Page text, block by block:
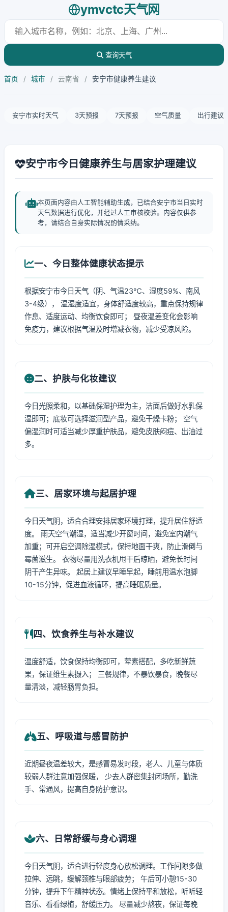
ymvctc天气网
查询天气
首页 / 城市 / 云南省 / 安宁市健康养生建议
安宁市实时天气 3天预报 7天预报 空气质量 出行建议
安宁市今日健康养生与居家护理建议
本页面内容由人工智能辅助生成，已结合安宁市当日实时
天气数据进行优化，并经过人工审核校验。内容仅供参
考，请结合自身实际情况酌情采纳。
一、今日整体健康状态提示
根据安宁市今日天气（阴、气温23℃、湿度59%、南风
3-4级）， 温湿度适宜，身体舒适度较高，重点保持规律
作息、适度运动、均衡饮食即可； 昼夜温差变化会影响
免疫力，建议根据气温及时增减衣物，减少受凉风险。
二、护肤与化妆建议
今日光照柔和，以基础保湿护理为主，洁面后做好水乳保
湿即可；底妆可选择滋润型产品，避免干燥卡粉； 空气
偏湿润时可适当减少厚重护肤品，避免皮肤闷痘、出油过
多。
三、居家环境与起居护理
今日天气阴，适合合理安排居家环境打理，提升居住舒适
度。 雨天空气潮湿，适当减少开窗时间，避免室内潮气
加重；可开启空调除湿模式，保持地面干爽，防止滑倒与
霉菌滋生。 衣物尽量用洗衣机甩干后晾晒，避免长时间
阴干产生异味。 起居上建议早睡早起，睡前用温水泡脚
10-15分钟，促进血液循环，提高睡眠质量。
四、饮食养生与补水建议
温度舒适，饮食保持均衡即可，荤素搭配，多吃新鲜蔬
果，保证维生素摄入； 三餐规律，不暴饮暴食，晚餐尽
量清淡，减轻肠胃负担。
五、呼吸道与感冒防护
近期昼夜温差较大，是感冒易发时段，老人、儿童与体质
较弱人群注意加强保暖， 少去人群密集封闭场所，勤洗
手、常通风，提高自身防护意识。
六、日常舒缓与身心调理
今日天气阴，适合进行轻度身心放松调理。工作间隙多做
拉伸、远眺，缓解颈椎与眼部疲劳； 午后可小憩15-30
分钟，提升下午精神状态。情绪上保持平和放松，听听轻
音乐、看看绿植，舒缓压力。 尽量减少熬夜，保证每晚